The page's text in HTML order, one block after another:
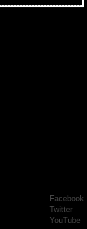
Facebook
Twitter
YouTube